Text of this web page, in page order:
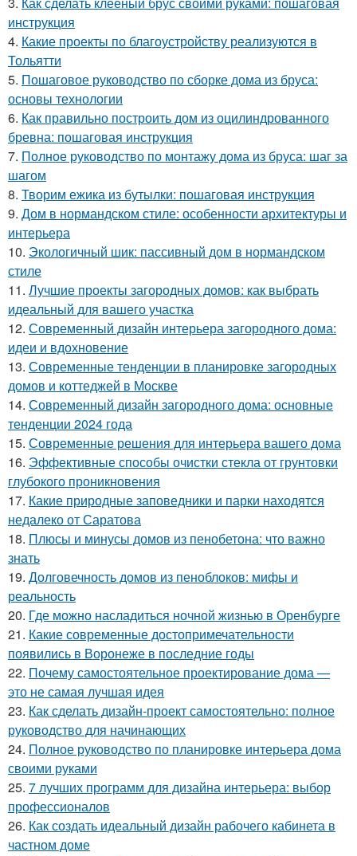
инструкция
4. Какие проекты по благоустройству реализуются в
Тольятти
5. Пошаговое руководство по сборке дома из бруса:
основы технологии
6. Как правильно построить дом из оцилиндрованного
бревна: пошаговая инструкция
7. Полное руководство по монтажу дома из бруса: шаг за
шагом
8. Творим ежика из бутылки: пошаговая инструкция
9. Дом в нормандском стиле: особенности архитектуры и
интерьера
10. Экологичный шик: пассивный дом в нормандском
стиле
11. Лучшие проекты загородных домов: как выбрать
идеальный для вашего участка
12. Современный дизайн интерьера загородного дома:
идеи и вдохновение
13. Современные тенденции в планировке загородных
домов и коттеджей в Москве
14. Современный дизайн загородного дома: основные
тенденции 2024 года
15. Современные решения для интерьера вашего дома
16. Эффективные способы очистки стекла от грунтовки
глубокого проникновения
17. Какие природные заповедники и парки находятся
недалеко от Саратова
18. Плюсы и минусы домов из пенобетона: что важно
знать
19. Долговечность домов из пеноблоков: мифы и
реальность
20. Где можно насладиться ночной жизнью в Оренбурге
21. Какие современные достопримечательности
появились в Воронеже в последние годы
22. Почему самостоятельное проектирование дома —
это не самая лучшая идея
23. Как сделать дизайн-проект самостоятельно: полное
руководство для начинающих
24. Полное руководство по планировке интерьера дома
своими руками
25. 7 лучших программ для дизайна интерьера: выбор
профессионалов
26. Как создать идеальный дизайн рабочего кабинета в
частном доме